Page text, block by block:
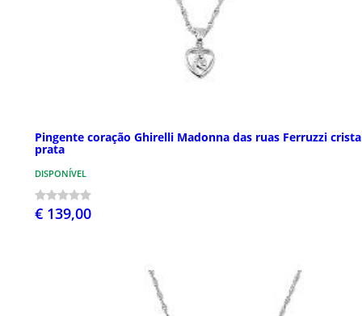
Pingente coração Ghirelli Madonna das ruas Ferruzzi
prata
DISPONÍVEL
€ 139,00